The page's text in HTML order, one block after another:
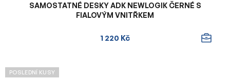
SAMOSTATNÉ DESKY ADK NEWLOGIK ČERNÉ S
FIALOVÝM VNITŘKEM
1 220 Kč
POSLEDNÍ KUSY